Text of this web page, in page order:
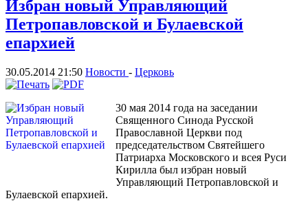
Избран новый Управляющий
Петропавловской и Булаевской
епархией
30.05.2014 21:50 Новости - Церковь
30 мая 2014 года на заседании
Священного Синода Русской
Православной Церкви под
председательством Святейшего
Патриарха Московского и всея Руси
Кирилла был избран новый
Управляющий Петропавловской и
Булаевской епархией.